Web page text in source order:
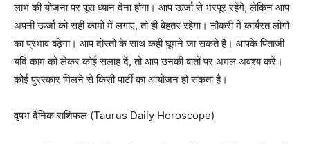
लाभ की योजना पर पूरा ध्यान देना होगा। आप ऊर्जा से भरपूर रहेंगे, लेकिन आप
अपनी ऊर्जा को सही कामों में लगाएं, तो ही बेहतर रहेगा। नौकरी में कार्यरत लोगों
का प्रभाव बढे़गा। आप दोस्तों के साथ कहीं घूमने जा सकते हैं। आपके पिताजी
यदि काम को लेकर कोई सलाह दें, तो आप उनकी बातों पर अमल अवश्य करें।
कोई पुरस्कार मिलने से किसी पार्टी का आयोजन हो सकता है।
वृषभ दैनिक राशिफल (Taurus Daily Horoscope)